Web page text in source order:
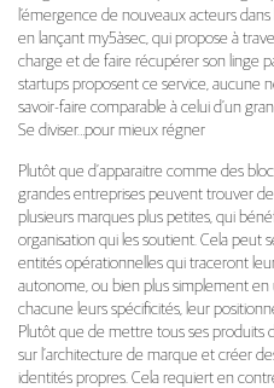
l’émergence de nouveaux acteurs
en lançant my5àsec, qui propose à
charge et de faire récupérer son linge
startups proposent ce service, aucune
savoir-faire comparable à celui d’un
Se diviser…pour mieux régner
Plutôt que d’apparaitre comme des
grandes entreprises peuvent trouver
plusieurs marques plus petites, qui
organisation qui les soutient. Cela peut
entités opérationnelles qui traceront
autonome, ou bien plus simplement en
chacune leurs spécificités, leur
Plutôt que de mettre tous ses produits
sur l’architecture de marque et créer
identités propres. Cela requiert en